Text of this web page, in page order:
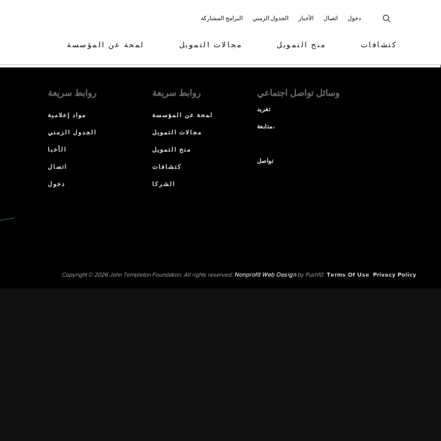
البرامج المشاركة الجدول الزمني الأخبار اتصال دخول
لمحة عن المؤسسة مجالات التمويل منح التمويل كتشافات
روابط سريعة
مواد إعلامية
الجدول الزمني
الأخبا
اتصال
دخول
روابط سريعة
لمحة عن المؤسسة
مجالات التمويل
منح التمويل
كتشافات
الشركا
وسائل تواصل اجتماعي
تغريد
متابعة،
تواصل
Copyright © 2026 John Templeton Foundation. All rights reserved. Nonprofit Web Designby Push10. Terms Of Use Privacy Policy